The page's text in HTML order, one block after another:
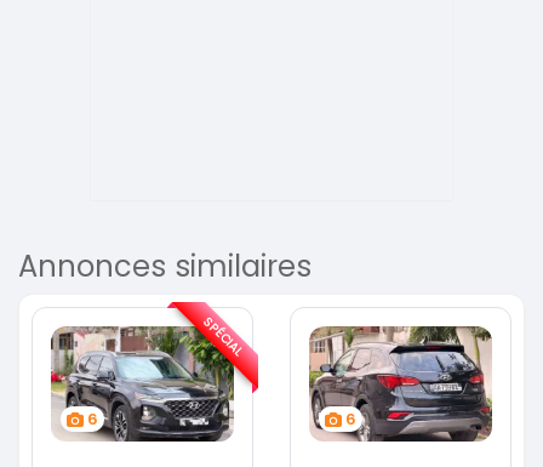
Annonces similaires
6
SPÉCIAL
6